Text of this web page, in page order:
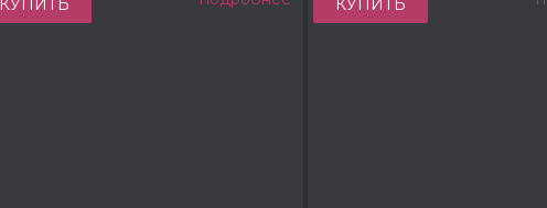
КУПИТЬ КУПИТЬ